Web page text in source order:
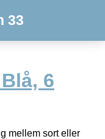
33
6
mellem sort eller